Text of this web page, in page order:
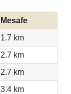
Mesafe
1.7 km
2.7 km
2.7 km
3.4 km